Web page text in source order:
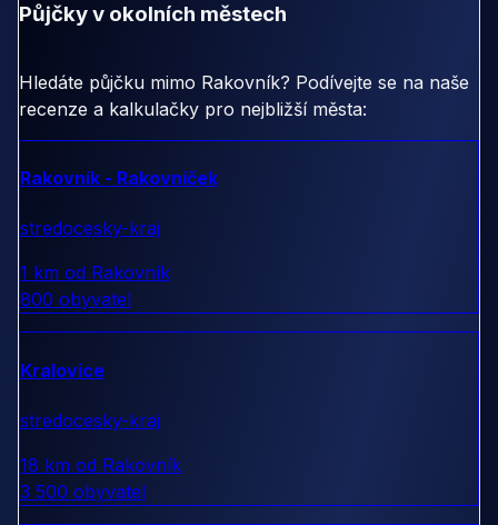
Půjčky v okolních městech
Hledáte půjčku mimo Rakovník? Podívejte se na naše
recenze a kalkulačky pro nejbližší města:
Rakovník - Rakovníček
stredocesky-kraj
1 km od Rakovník
800 obyvatel
Kralovice
stredocesky-kraj
18 km od Rakovník
3 500 obyvatel